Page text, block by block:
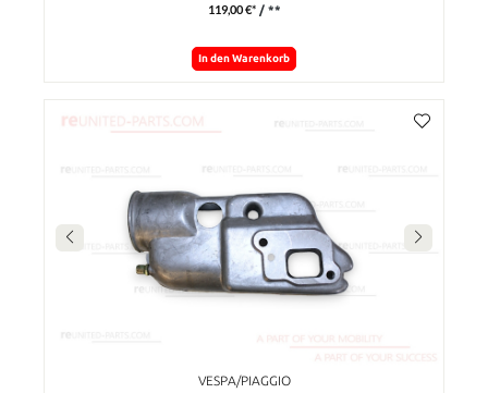
119,00 €* / **
In den Warenkorb
VESPA/PIAGGIO